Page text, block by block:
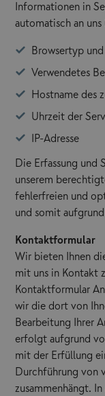
Informationen in
automatisch an
Browsertyp
Verwendetes
Hostname des
Uhrzeit der
IP-Adresse
Die Erfassung und
unserem
fehlerfreien und
und somit
Kontaktformular
Wir bieten Ihnen
mit uns in Kontakt
Kontaktformular
wir die dort von
Bearbeitung Ihrer
erfolgt aufgrund
mit der Erfüllung
Durchführung von
zusammenhängt.